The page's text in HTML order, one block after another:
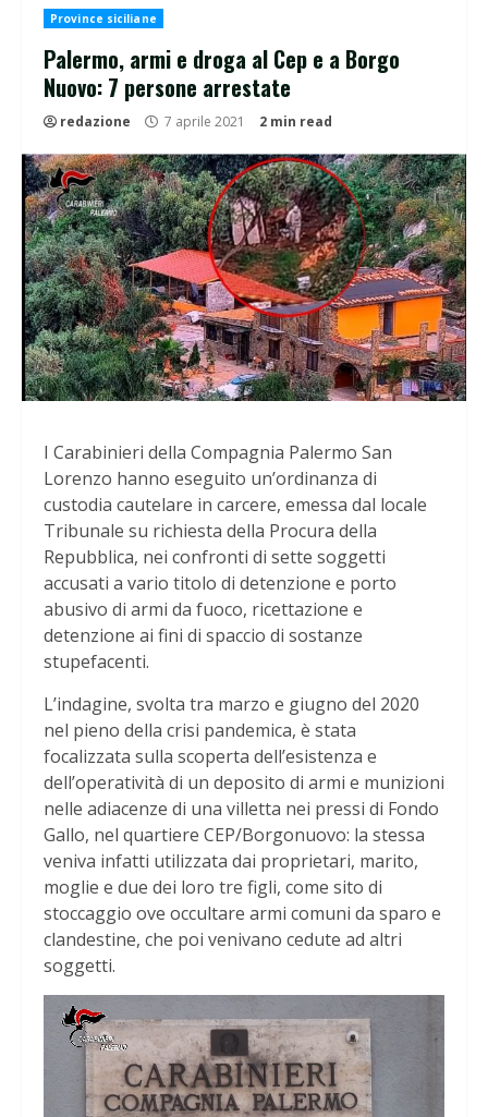
Province siciliane
Palermo, armi e droga al Cep e a Borgo
Nuovo: 7 persone arrestate
redazione 7 aprile 2021 2 min read
I Carabinieri della Compagnia Palermo San
Lorenzo hanno eseguito un’ordinanza di
custodia cautelare in carcere, emessa dal locale
Tribunale su richiesta della Procura della
Repubblica, nei confronti di sette soggetti
accusati a vario titolo di detenzione e porto
abusivo di armi da fuoco, ricettazione e
detenzione ai fini di spaccio di sostanze
stupefacenti.
L’indagine, svolta tra marzo e giugno del 2020
nel pieno della crisi pandemica, è stata
focalizzata sulla scoperta dell’esistenza e
dell’operatività di un deposito di armi e munizioni
nelle adiacenze di una villetta nei pressi di Fondo
Gallo, nel quartiere CEP/Borgonuovo: la stessa
veniva infatti utilizzata dai proprietari, marito,
moglie e due dei loro tre figli, come sito di
stoccaggio ove occultare armi comuni da sparo e
clandestine, che poi venivano cedute ad altri
soggetti.